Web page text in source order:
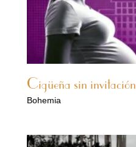
Cigüeña sin invitación
Bohemia